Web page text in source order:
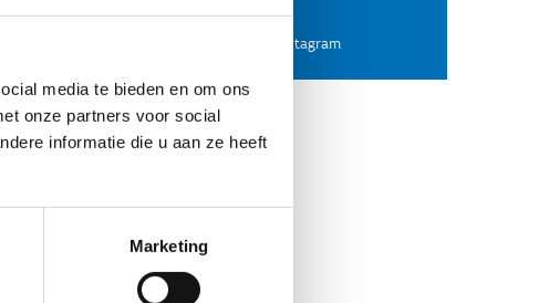
media te bieden en om ons
onze partners voor social
informatie die u aan ze heeft
Marketing
Instagram
Volg ons op Instagram